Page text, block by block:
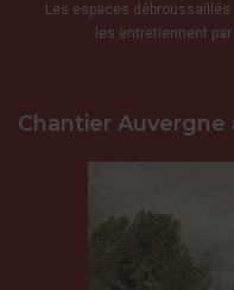
Les espaces
les entretiennent
Chantier Auvergne